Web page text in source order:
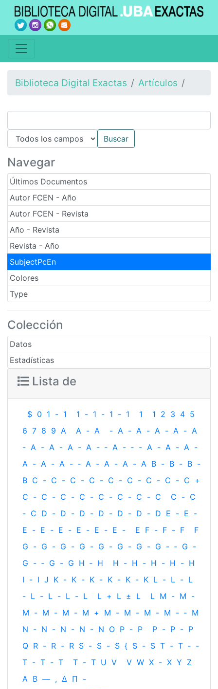
Biblioteca Digital Exactas Artículos
Navegar
Últimos Documentos
Autor FCEN - Año
Autor FCEN - Revista
Año - Revista
Revista - Año
SubjectPcEn
Colores
Type
Colección
Datos
Estadísticas
Lista de
$ 0 1 - 1 1 - 1 - 1 - 1 1 1 2 3 4 5
6 7 8 9 A A - A - A - A - A - A - A
- A - A - A - A - ‐ A - ‐ - A - A - A -
A - A - A - ‐ A - A - A - A B - B - B -
B C - C - C - C - C - C - C - C - C +
C - C - C - C - C - C - C - C C - C
- C D - D - D - D - D - D - D E - E -
E - E - E - E - E - E - E F - F - F
F
G - G - G - G - G - G - G - G - ‐ G -
G - ‐ G - G H ‐ H H - H - H - H - H
I - I J K - K - K - K - K - K L - L - L
- L - L - L - L L + L ± L L M - M -
M - M - M - M + M - M - M - M - ‐ M
N - N - N - N - N O P - P P - P - P
Q R - R - R S - S - S { S - S T - T ‐ -
T - T - T T - T U V V W X - X Y Z
Α Β — , Δ Π -